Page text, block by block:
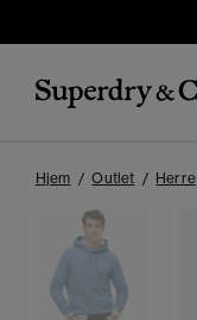
Hjem Outlet Herre